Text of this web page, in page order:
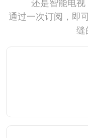
通过一次订阅，即
缝